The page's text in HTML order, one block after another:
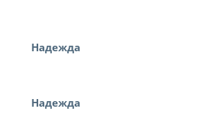
Надежда
Надежда